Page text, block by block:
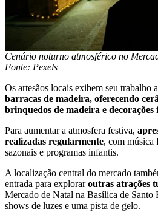
Cenário noturno atmosférico no
Fonte: Pexels
Os artesãos locais exibem seu trabalho
barracas de madeira, oferecendo
brinquedos de madeira e decorações
Para aumentar a atmosfera festiva,
realizadas regularmente, com música
sazonais e programas infantis.
A localização central do mercado
entrada para exploraroutras atrações
Mercado de Natal na Basílica de Santo
shows de luzes e uma pista de gelo.